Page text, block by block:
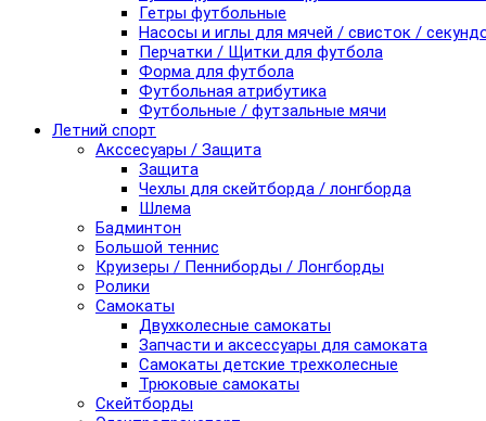
Гетры футбольные
Насосы и иглы для мячей / свисток /
Перчатки / Щитки для футбола
Форма для футбола
Футбольная атрибутика
Футбольные / футзальные мячи
Летний спорт
Акссесуары / Защита
Защита
Чехлы для скейтборда / лонгборда
Шлема
Бадминтон
Большой теннис
Круизеры / Пенниборды / Лонгборды
Ролики
Самокаты
Двухколесные самокаты
Запчасти и аксессуары для самоката
Самокаты детские трехколесные
Трюковые самокаты
Скейтборды